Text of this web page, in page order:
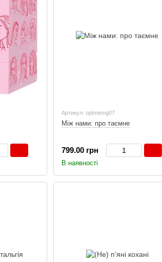
Артикул: optmemg07
Між нами: про таємне
799.00 грн
В наявності